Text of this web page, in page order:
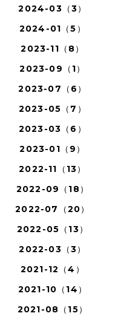
2024-03（3）
2024-01（5）
2023-11（8）
2023-09（1）
2023-07（6）
2023-05（7）
2023-03（6）
2023-01（9）
2022-11（13）
2022-09（18）
2022-07（20）
2022-05（13）
2022-03（3）
2021-12（4）
2021-10（14）
2021-08（15）